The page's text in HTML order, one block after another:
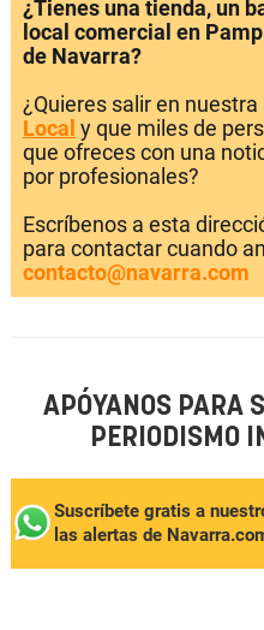
¿Tienes una tienda, un
local comercial en
de Navarra?
¿Quieres salir en nuestra
Local y que miles de
que ofreces con una
por profesionales?
Escríbenos a esta
para contactar cuando
contacto@navarra.com
APÓYANOS PARA
PERIODISMO
Suscríbete gratis a
las alertas de